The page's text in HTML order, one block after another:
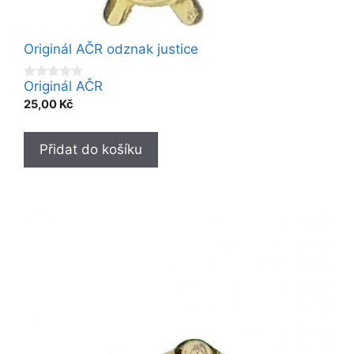
Originál AČR odznak justice
0
o
u
o
Originál AČR
25,00 Kč
Přidat do košíku